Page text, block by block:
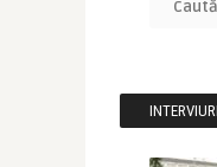
INTERVIURI